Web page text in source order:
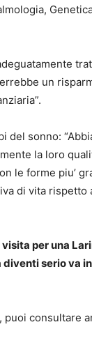
un
del sonno:
la loro
le forme piu’
di vita rispetto
per una
serio va
consultare